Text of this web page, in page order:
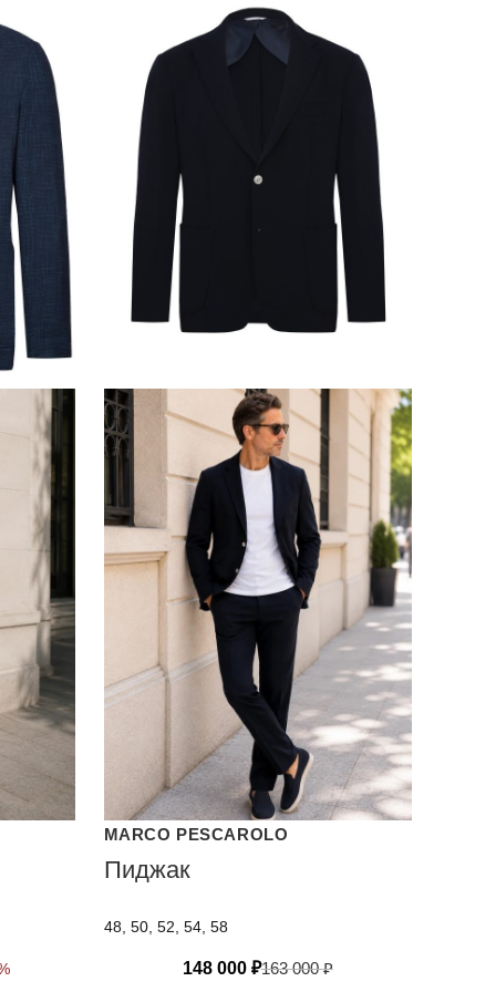
MARCO PESCAROLO
Пиджак
48, 50, 52, 54, 58
163 000₽
148 000 ₽